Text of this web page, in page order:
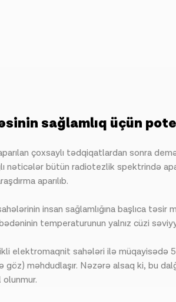
sağlamlıq üçün
çoxsaylı tədqiqatlardan sonra
nəticələr bütün radiotezlik spektrində
aparılıb.
insan sağlamlığına başlıca
temperaturunun yalnız cüzi
elektromaqnit sahələri ilə müqayisədə
məhdudlaşır. Nəzərə alsaq ki, bu